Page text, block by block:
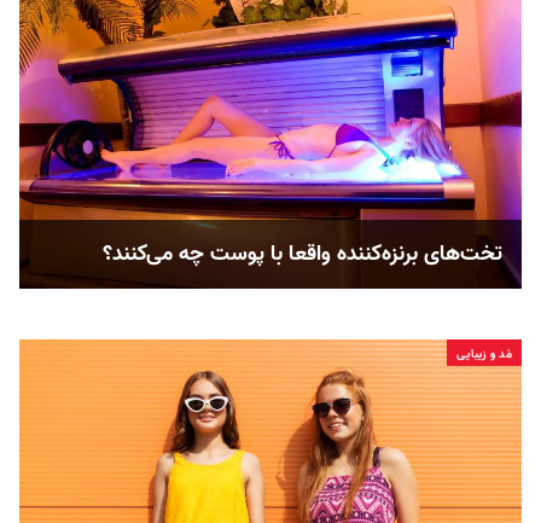
تخت‌های برنزه‌کننده واقعا با پوست چه می‌کنند؟
مُد و زیبایی